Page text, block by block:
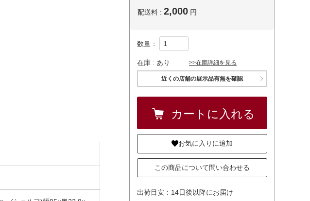
配送料 : 2,000 円
数量：
在庫 : あり >>在庫詳細を見る
近くの店舗の展示品有無を確認
お気に入りに追加
この商品について問い合わせる
出荷目安：14日後以降にお届け